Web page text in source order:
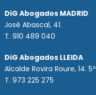
DiG Abogados MADRID
José Abascal, 41.
T.910 489 040
DiG Abogados LLEIDA
Alcalde Rovira Roure, 14. 5º
T. 973 225 275